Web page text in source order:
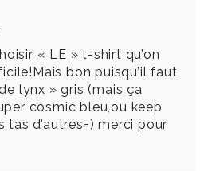
« LE » t-shirt qu’on
bon puisqu’il faut
lynx » gris (mais ça
cosmic bleu,ou keep
tas d’autres=) merci pour